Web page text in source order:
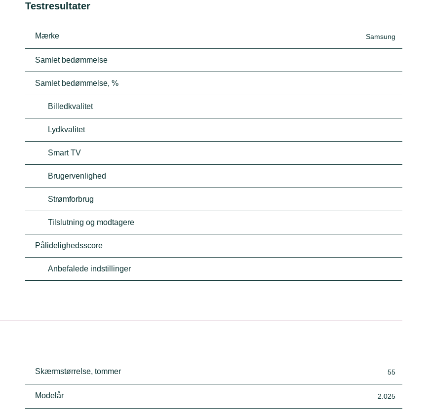
Testresultater
Mærke Samsung
Samlet bedømmelse
Samlet bedømmelse, %
Billedkvalitet
Lydkvalitet
Smart TV
Brugervenlighed
Strømforbrug
Tilslutning og modtagere
Pålidelighedsscore
Anbefalede indstillinger
Skærmstørrelse, tommer 55
Modelår 2.025